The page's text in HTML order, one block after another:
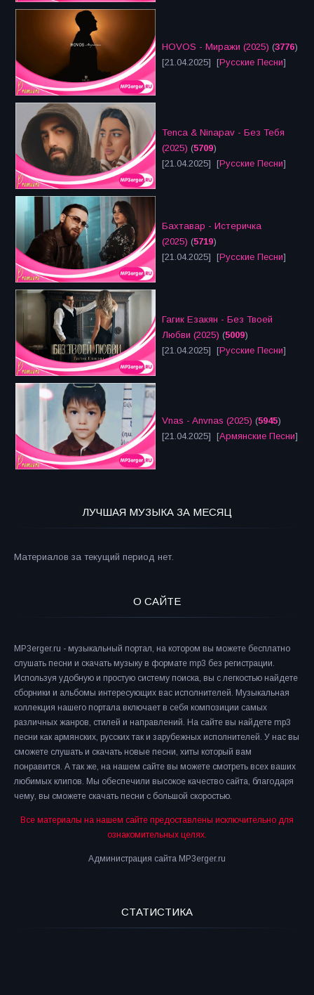
HOVOS - Миражи (2025) (3776)
[21.04.2025] [Русские Песни]
Tenca & Ninapav - Без Тебя
(2025) (5709)
[21.04.2025] [Русские Песни]
Бахтавар - Истеричка
(2025) (5719)
[21.04.2025] [Русские Песни]
Гагик Езакян - Без Твоей
Любви (2025) (5009)
[21.04.2025] [Русские Песни]
Vnas - Anvnas (2025) (5945)
[21.04.2025] [Армянские Песни]
ЛУЧШАЯ МУЗЫКА ЗА МЕСЯЦ
Материалов за текущий период нет.
О САЙТЕ
MP3erger.ru - музыкальный портал, на котором вы можете бесплатно
слушать песни и скачать музыку в формате mp3 без регистрации.
Используя удобную и простую систему поиска, вы с легкостью найдете
сборники и альбомы интересующих вас исполнителей. Музыкальная
коллекция нашего портала включает в себя композиции самых
различных жанров, стилей и направлений. На сайте вы найдете mp3
песни как армянских, русских так и зарубежных исполнителей. У нас вы
сможете слушать и скачать новые песни, хиты который вам
понравится. А так же, на нашем сайте вы можете смотреть всех ваших
любимых клипов. Мы обеспечили высокое качество сайта, благодаря
чему, вы сможете скачать песни с большой скоростью.
Все материалы на нашем сайте предоставлены исключительно для
ознакомительных целях.
Администрация сайта MP3erger.ru
СТАТИСТИКА